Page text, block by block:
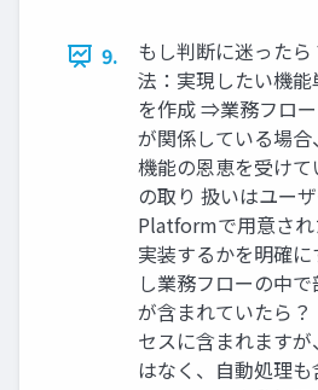
9.
もし判断に迷った
法：実現したい機
を作成 ⇒業務フロ
が関係している場
機能の恩恵を受け
の取り 扱いはユー
Platformで用意さ
実装するかを明確
し業務フローの中
が含まれていたら
セスに含まれます
はなく、自動処理も